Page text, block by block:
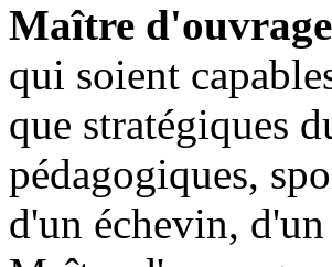
Maître d'ouvrage
qui soient
que stratégiques
pédagogiques,
d'un échevin,